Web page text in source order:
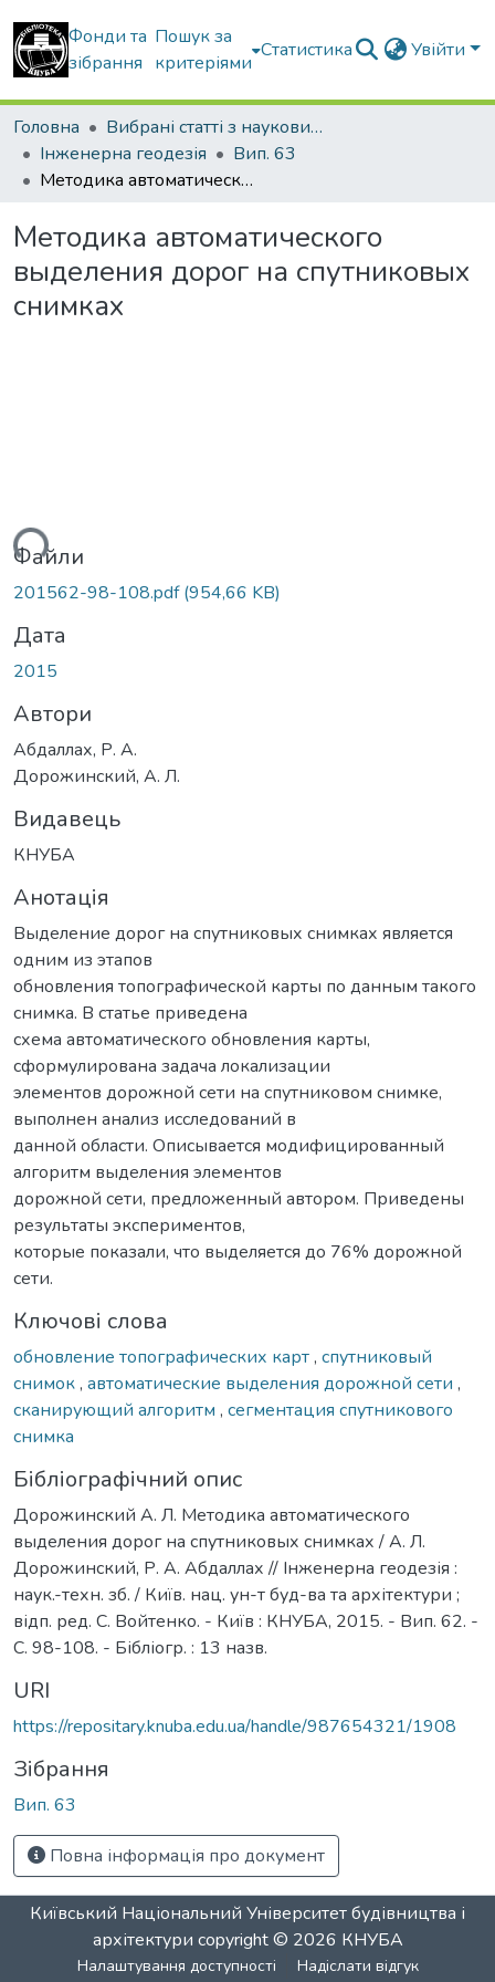
Фонди та
зібрання
Пошук за
критеріями
Статистика Увійти
Головна
Вибрані статті з наукових збірників КНУБА
Інженерна геодезія
Вип. 63
Методика автоматического выделения дорог на спутниковых снимках
Методика автоматического
выделения дорог на спутниковых
снимках
Файли
201562-98-108.pdf(954,66 KB)
Дата
2015
Автори
Абдаллах, Р. А.
Дорожинский, А. Л.
Видавець
КНУБА
Анотація
Выделение дорог на спутниковых снимках является
одним из этапов
обновления топографической карты по данным такого
снимка. В статье приведена
схема автоматического обновления карты,
сформулирована задача локализации
элементов дорожной сети на спутниковом снимке,
выполнен анализ исследований в
данной области. Описывается модифицированный
алгоритм выделения элементов
дорожной сети, предложенный автором. Приведены
результаты экспериментов,
которые показали, что выделяется до 76% дорожной
сети.
Ключові слова
обновление топографических карт, спутниковый
снимок, автоматические выделения дорожной сети ,
сканирующий алгоритм , сегментация спутникового
снимка
Бібліографічний опис
Дорожинский А. Л. Методика автоматического
выделения дорог на спутниковых снимках / А. Л.
Дорожинский, Р. А. Абдаллах // Інженерна геодезія :
наук.-техн. зб. / Київ. нац. ун-т буд-ва та архітектури ;
відп. ред. С. Войтенко. - Київ : КНУБА, 2015. - Вип. 62. -
С. 98-108. - Бібліогр. : 13 назв.
URI
https://repositary.knuba.edu.ua/handle/987654321/1908
Зібрання
Вип. 63
Повна інформація про документ
Київський Національний Університет будівництва і
архітектури copyright © 2026 КНУБА
Налаштування доступності Надіслати відгук